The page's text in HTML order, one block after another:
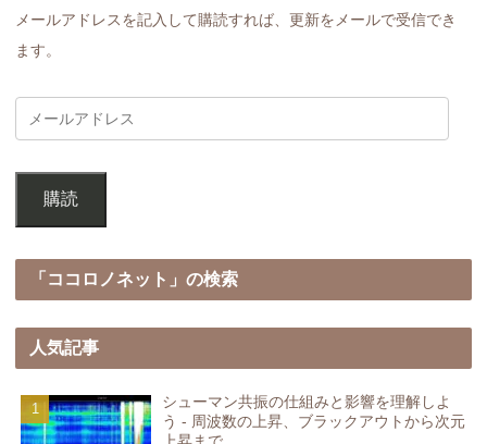
メールアドレスを記入して購読すれば、更新をメールで受信でき
ます。
購読
「ココロノネット」の検索
人気記事
シューマン共振の仕組みと影響を理解しよ
う - 周波数の上昇、ブラックアウトから次元